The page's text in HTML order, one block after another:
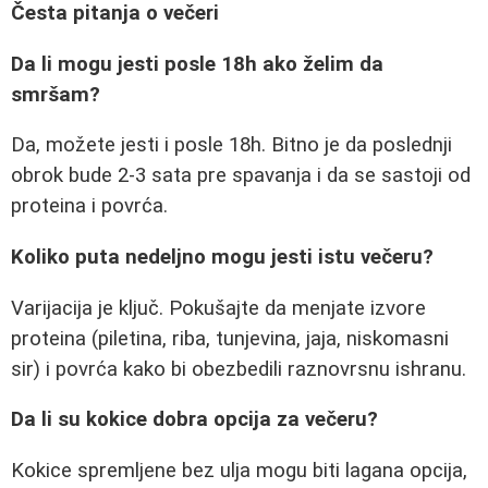
Česta pitanja o večeri
Da li mogu jesti posle 18h ako želim da
smršam?
Da, možete jesti i posle 18h. Bitno je da poslednji
obrok bude 2-3 sata pre spavanja i da se sastoji od
proteina i povrća.
Koliko puta nedeljno mogu jesti istu večeru?
Varijacija je ključ. Pokušajte da menjate izvore
proteina (piletina, riba, tunjevina, jaja, niskomasni
sir) i povrća kako bi obezbedili raznovrsnu ishranu.
Da li su kokice dobra opcija za večeru?
Kokice spremljene bez ulja mogu biti lagana opcija,